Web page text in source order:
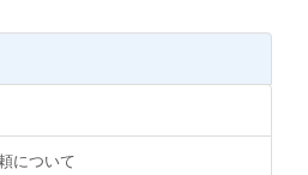
について